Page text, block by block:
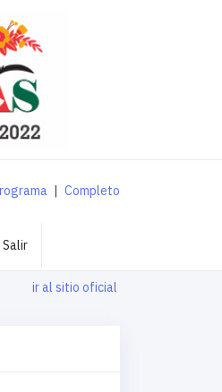
| Completo
Salir
ir al sitio oficial